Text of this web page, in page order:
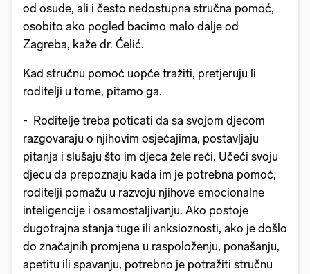
od osude, ali i često nedostupna stručna pomoć,
osobito ako pogled bacimo malo dalje od
Zagreba, kaže dr. Ćelić.
Kad stručnu pomoć uopće tražiti, pretjeruju li
roditelji u tome, pitamo ga.
- Roditelje treba poticati da sa svojom djecom
razgovaraju o njihovim osjećajima, postavljaju
pitanja i slušaju što im djeca žele reći. Učeći svoju
djecu da prepoznaju kada im je potrebna pomoć,
roditelji pomažu u razvoju njihove emocionalne
inteligencije i osamostaljivanju. Ako postoje
dugotrajna stanja tuge ili anksioznosti, ako je došlo
do značajnih promjena u raspoloženju, ponašanju,
apetitu ili spavanju, potrebno je potražiti stručnu